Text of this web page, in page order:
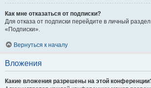
Как мне отказаться от подписки?
Для отказа от подписки перейдите в личный
«Подписки».
Вернуться к началу
Вложения
Какие вложения разрешены на этой